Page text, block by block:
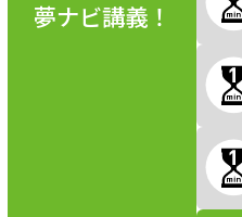
夢ナビ講義！